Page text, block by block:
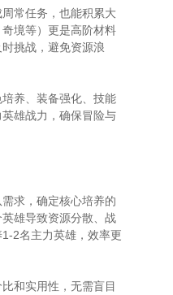
常任务，也能积累大
境等）更是高阶材料
挑战，避免资源浪
养、装备强化、技能
雄战力，确保冒险与
求，确定核心培养的
雄导致资源分散、战
2名主力英雄，效率更
和实用性，无需盲目